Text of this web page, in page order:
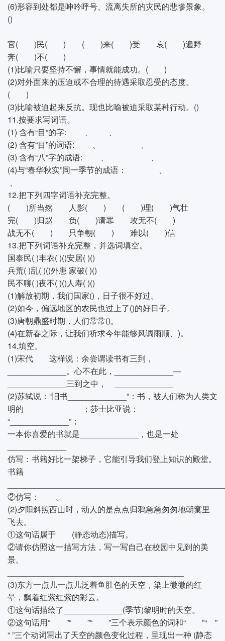
(6)形容到处都是呻吟呼号、流离失所的灾民的悲惨景象。
()
官( )民( ) ( )来( )受 哀( )遍野
奔( )不( )
(1)比喻只要坚持不懈，事情就能成功。( )
(2)对外面来的压迫或不合理的待遇采取忍受的态度。
( )
(3)比喻被迫起来反抗。现也比喻被迫采取某种行动。()
11.按要求写词语。
(1) 含有“目”的字: 、 、
(2) 含有“目”的词语: 、 、
(3) 含有“八”字的成语: 、 、
(4)与“春华秋实”同一季节的成语： 、
、
12.把下列四字词语补充完整。
( )所当然 人影( ) ( )理( )气壮
完( )归赵 负( )请罪 攻无不( )
战无不( ) 只争朝( ) 难以( )信
13.把下列词语补充完整，并选词填空。
国泰民( )丰衣( )()安居( )()
兵荒( )乱( )()外患 家破( )()
民不聊( )夜不( )()人寿( )()
(1)解放初期，我们国家()，日子很不好过。
(2)如今，偏远地区的农民也过上了()的好日子。
(3)唐朝鼎盛时期，人们常常()。
(4)在新春之际，让我们祈求今年能够风调雨顺、)。
14.填空。
(1)宋代 这样说：余尝谓读书有三到，
_____________。心不在此，_____________—
_____________三到之中， _____________
(2)苏轼说：“旧书_____________”：书，被人们称为人类文
明的_____________；莎士比亚说：
“_____________”；
一本你喜爱的书就是_____________，也是一处
仿写：书籍好比一架梯子，它能引导我们登上知识的殿堂。
书籍
②仿写： 。
(2)夕阳斜照西山时，动人的是点点归鸦急急匆匆地朝窠里
飞去。
①这句话属于 (静态动态)描写。
②请你仿照这一描写方法，写一写自己在校园中见到的美
景。
(3)东方一点儿一点儿泛着鱼肚色的天空，染上微微的红
晕，飘着红紫红紫的彩云。
①这句话描绘了_____________(季节)黎明时的天空。
②这句话用“ ”“ ”“ ”三个表示颜色的词和“ ”“ ”
“ ”三个动词写出了天空的颜色变化过程，呈现出一种 (静态